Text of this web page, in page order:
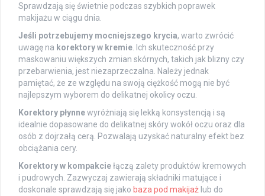
Sprawdzają się świetnie podczas szybkich poprawek
makijażu w ciągu dnia.
Jeśli potrzebujemy mocniejszego krycia, warto zwrócić
uwagę na korektory w kremie . Ich skuteczność przy
maskowaniu większych zmian skórnych, takich jak blizny czy
przebarwienia, jest niezaprzeczalna. Należy jednak
pamiętać, że ze względu na swoją ciężkość mogą nie być
najlepszym wyborem do delikatnej okolicy oczu.
Korektory płynnewyróżniają się lekką konsystencją i są
idealnie dopasowane do delikatnej skóry wokół oczu oraz dla
osób z dojrzałą cerą. Pozwalają uzyskać naturalny efekt bez
obciążania cery.
Korektory w kompakciełączą zalety produktów kremowych
i pudrowych. Zazwyczaj zawierają składniki matujące i
doskonale sprawdzają się jako baza pod makijaż lub do